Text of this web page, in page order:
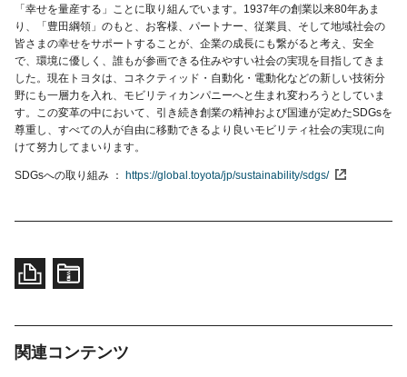
「幸せを量産する」ことに取り組んでいます。1937年の創業以来80年あま
り、「豊田綱領」のもと、お客様、パートナー、従業員、そして地域社会の
皆さまの幸せをサポートすることが、企業の成長にも繋がると考え、安全
で、環境に優しく、誰もが参画できる住みやすい社会の実現を目指してきま
した。現在トヨタは、コネクティッド・自動化・電動化などの新しい技術分
野にも一層力を入れ、モビリティカンパニーへと生まれ変わろうとしていま
す。この変革の中において、引き続き創業の精神および国連が定めたSDGsを
尊重し、すべての人が自由に移動できるより良いモビリティ社会の実現に向
けて努力してまいります。
SDGsへの取り組み https://global.toyota/jp/sustainability/sdgs/
関連コンテンツ